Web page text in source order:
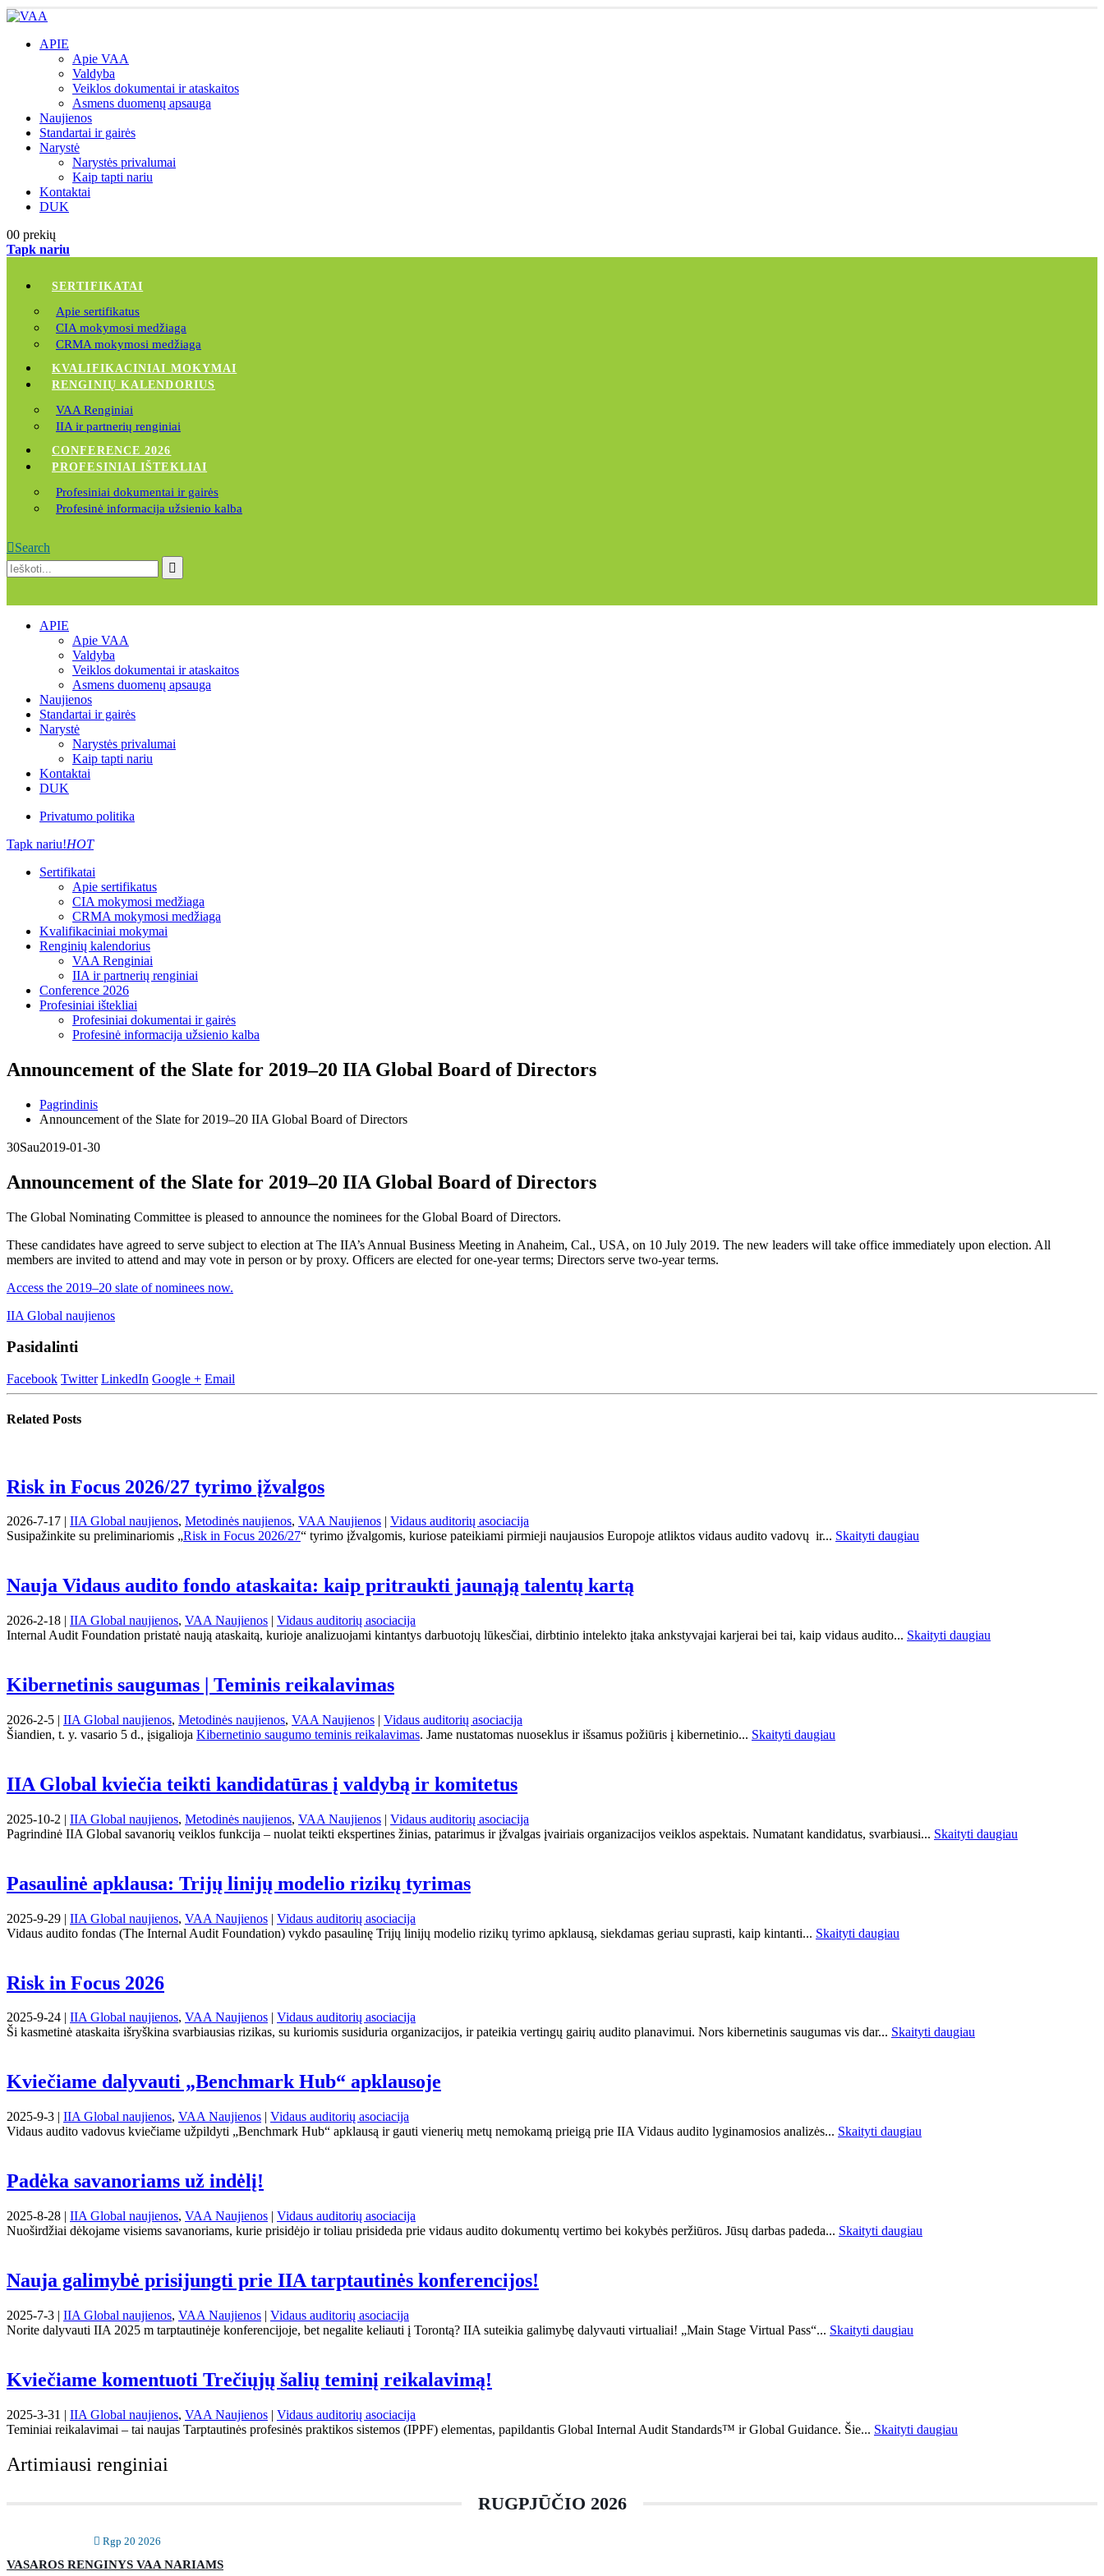
APIE
Apie VAA
Valdyba
Veiklos dokumentai ir ataskaitos
Asmens duomenų apsauga
Naujienos
Standartai ir gairės
Narystė
Narystės privalumai
Kaip tapti nariu
Kontaktai
DUK
00 prekių
Tapk nariu
SERTIFIKATAI
Apie sertifikatus
CIA mokymosi medžiaga
CRMA mokymosi medžiaga
KVALIFIKACINIAI MOKYMAI
RENGINIŲ KALENDORIUS
VAA Renginiai
IIA ir partnerių renginiai
CONFERENCE 2026
PROFESINIAI IŠTEKLIAI
Profesiniai dokumentai ir gairės
Profesinė informacija užsienio kalba
Search
APIE
Apie VAA
Valdyba
Veiklos dokumentai ir ataskaitos
Asmens duomenų apsauga
Naujienos
Standartai ir gairės
Narystė
Narystės privalumai
Kaip tapti nariu
Kontaktai
DUK
Privatumo politika
Tapk nariu!HOT
Sertifikatai
Apie sertifikatus
CIA mokymosi medžiaga
CRMA mokymosi medžiaga
Kvalifikaciniai mokymai
Renginių kalendorius
VAA Renginiai
IIA ir partnerių renginiai
Conference 2026
Profesiniai ištekliai
Profesiniai dokumentai ir gairės
Profesinė informacija užsienio kalba
Announcement of the Slate for 2019–20 IIA Global Board of Directors
Pagrindinis
Announcement of the Slate for 2019–20 IIA Global Board of Directors
30Sau2019-01-30
Announcement of the Slate for 2019–20 IIA Global Board of Directors
The Global Nominating Committee is pleased to announce the nominees for the Global Board of Directors.
These candidates have agreed to serve subject to election at The IIA’s Annual Business Meeting in Anaheim, Cal., USA, on 10 July 2019. The new leaders will take office immediately upon election. All
members are invited to attend and may vote in person or by proxy. Officers are elected for one-year terms; Directors serve two-year terms.
Access the 2019–20 slate of nominees now.
IIA Global naujienos
Pasidalinti
Facebook Twitter LinkedIn Google + Email
Related Posts
Risk in Focus 2026/27 tyrimo įžvalgos
2026-7-17 | IIA Global naujienos, Metodinės naujienos, VAA Naujienos | Vidaus auditorių asociacija
Susipažinkite su preliminariomis „Risk in Focus 2026/27“ tyrimo įžvalgomis, kuriose pateikiami pirmieji naujausios Europoje atliktos vidaus audito vadovų ir... Skaityti daugiau
Nauja Vidaus audito fondo ataskaita: kaip pritraukti jaunąją talentų kartą
2026-2-18 | IIA Global naujienos, VAA Naujienos | Vidaus auditorių asociacija
Internal Audit Foundation pristatė naują ataskaitą, kurioje analizuojami kintantys darbuotojų lūkesčiai, dirbtinio intelekto įtaka ankstyvajai karjerai bei tai, kaip vidaus audito... Skaityti daugiau
Kibernetinis saugumas | Teminis reikalavimas
2026-2-5 | IIA Global naujienos, Metodinės naujienos, VAA Naujienos | Vidaus auditorių asociacija
Šiandien, t. y. vasario 5 d., įsigalioja Kibernetinio saugumo teminis reikalavimas. Jame nustatomas nuoseklus ir išsamus požiūris į kibernetinio... Skaityti daugiau
IIA Global kviečia teikti kandidatūras į valdybą ir komitetus
2025-10-2 | IIA Global naujienos, Metodinės naujienos, VAA Naujienos | Vidaus auditorių asociacija
Pagrindinė IIA Global savanorių veiklos funkcija – nuolat teikti ekspertines žinias, patarimus ir įžvalgas įvairiais organizacijos veiklos aspektais. Numatant kandidatus, svarbiausi... Skaityti daugiau
Pasaulinė apklausa: Trijų linijų modelio rizikų tyrimas
2025-9-29 | IIA Global naujienos, VAA Naujienos | Vidaus auditorių asociacija
Vidaus audito fondas (The Internal Audit Foundation) vykdo pasaulinę Trijų linijų modelio rizikų tyrimo apklausą, siekdamas geriau suprasti, kaip kintanti... Skaityti daugiau
Risk in Focus 2026
2025-9-24 | IIA Global naujienos, VAA Naujienos
Vidaus auditorių asociacija
Ši kasmetinė ataskaita išryškina svarbiausias rizikas, su kuriomis susiduria organizacijos, ir pateikia vertingų gairių audito planavimui. Nors kibernetinis saugumas vis dar... Skaityti daugiau
Kviečiame dalyvauti „Benchmark Hub“ apklausoje
2025-9-3 | IIA Global naujienos, VAA Naujienos | Vidaus auditorių asociacija
Vidaus audito vadovus kviečiame užpildyti „Benchmark Hub“ apklausą ir gauti vienerių metų nemokamą prieigą prie IIA Vidaus audito lyginamosios analizės... Skaityti daugiau
Padėka savanoriams už indėlį!
2025-8-28 | IIA Global naujienos, VAA Naujienos | Vidaus auditorių asociacija
Nuoširdžiai dėkojame visiems savanoriams, kurie prisidėjo ir toliau prisideda prie vidaus audito dokumentų vertimo bei kokybės peržiūros. Jūsų darbas padeda... Skaityti daugiau
Nauja galimybė prisijungti prie IIA tarptautinės konferencijos!
2025-7-3 | IIA Global naujienos, VAA Naujienos | Vidaus auditorių asociacija
Norite dalyvauti IIA 2025 m tarptautinėje konferencijoje, bet negalite keliauti į Torontą? IIA suteikia galimybę dalyvauti virtualiai! „Main Stage Virtual Pass“... Skaityti daugiau
Kviečiame komentuoti Trečiųjų šalių teminį reikalavimą!
2025-3-31 | IIA Global naujienos, VAA Naujienos | Vidaus auditorių asociacija
Teminiai reikalavimai – tai naujas Tarptautinės profesinės praktikos sistemos (IPPF) elementas, papildantis Global Internal Audit Standards™ ir Global Guidance. Šie... Skaityti daugiau
Artimiausi renginiai
RUGPJŪČIO 2026
Rgp 20 2026
VASAROS RENGINYS VAA NARIAMS